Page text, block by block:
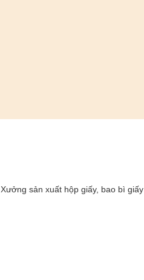
Xưởng sản xuất hộp giấy, bao bì giấy